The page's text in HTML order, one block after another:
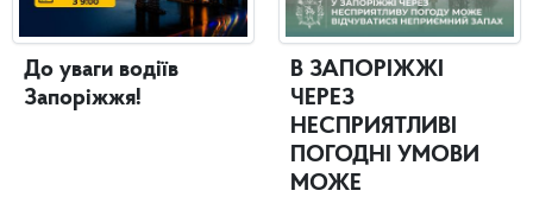
До уваги водіїв
Запоріжжя!
В ЗАПОРІЖЖІ
ЧЕРЕЗ
НЕСПРИЯТЛИВІ
ПОГОДНІ УМОВИ
МОЖЕ